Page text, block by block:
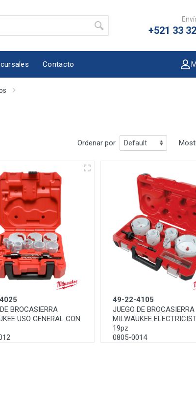
+521 33
Contacto
Ordenar por
BROCASIERRA
USO GENERAL CON
49-22-4105
JUEGO DE BROCASIERRA
MILWAUKEE
19pz
0805-0014